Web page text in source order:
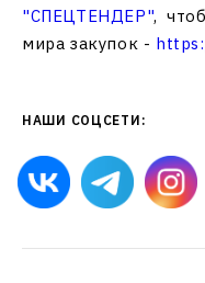
"СПЕЦТЕНДЕР",
мира закупок -
НАШИ СОЦСЕТИ: